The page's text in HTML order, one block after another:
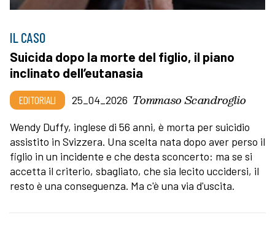
IL CASO
Suicida dopo la morte del figlio, il piano
inclinato dell’eutanasia
EDITORIALI 25_04_2026 Tommaso Scandroglio
Wendy Duffy, inglese di 56 anni, è morta per suicidio
assistito in Svizzera. Una scelta nata dopo aver perso il
figlio in un incidente e che desta sconcerto: ma se si
accetta il criterio, sbagliato, che sia lecito uccidersi, il
resto è una conseguenza. Ma c'è una via d'uscita.